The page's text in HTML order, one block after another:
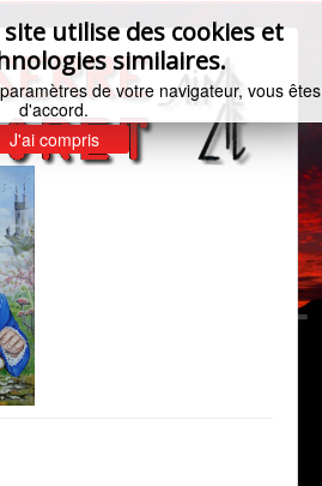
site utilise des cookies et
similaires.
de votre navigateur, vous êtes
d'accord.
J'ai compris